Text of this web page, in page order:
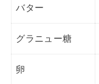
バター
グラニュー糖
卵